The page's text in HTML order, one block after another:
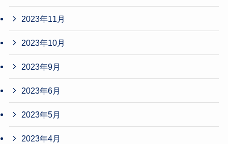
2023年11月
2023年10月
2023年9月
2023年6月
2023年5月
2023年4月